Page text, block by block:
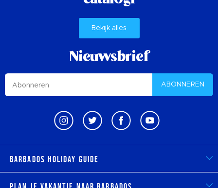
Bekijk alles
Nieuwsbrief
ABONNEREN
Barbados Holiday Guide